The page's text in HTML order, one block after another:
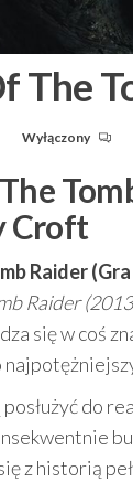
The
Wyłączony
Croft
Raider (Gra
Raider
się w coś
posłużyć do
z historią